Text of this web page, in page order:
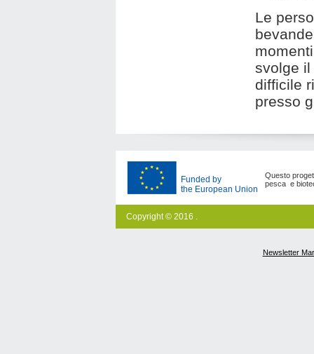
Le
svolge
difficile
presso
Funded by
the European Union
Questo
pesca e
Copyright © 2016 .
Newsletter